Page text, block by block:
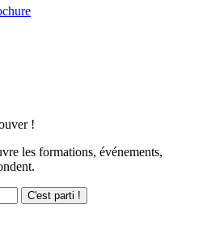
!
les formations, événements,
C'est parti !